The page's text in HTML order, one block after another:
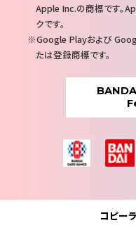
Apple Inc.の商標です。
クです。
Google Playおよび
たは登録商標です。
コピー